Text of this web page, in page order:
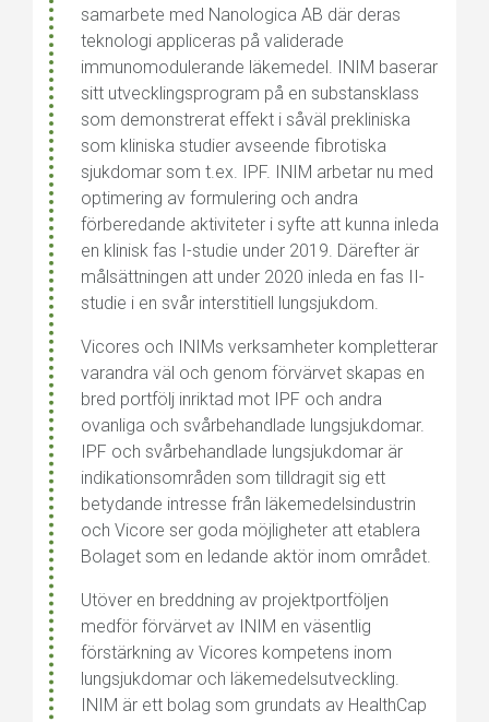
samarbete med Nanologica AB där deras
teknologi appliceras på validerade
immunomodulerande läkemedel. INIM baserar
sitt utvecklingsprogram på en substansklass
som demonstrerat effekt i såväl prekliniska
som kliniska studier avseende fibrotiska
sjukdomar som t.ex. IPF. INIM arbetar nu med
optimering av formulering och andra
förberedande aktiviteter i syfte att kunna inleda
en klinisk fas I-studie under 2019. Därefter är
målsättningen att under 2020 inleda en fas II-
studie i en svår interstitiell lungsjukdom.
Vicores och INIMs verksamheter kompletterar
varandra väl och genom förvärvet skapas en
bred portfölj inriktad mot IPF och andra
ovanliga och svårbehandlade lungsjukdomar.
IPF och svårbehandlade lungsjukdomar är
indikationsområden som tilldragit sig ett
betydande intresse från läkemedelsindustrin
och Vicore ser goda möjligheter att etablera
Bolaget som en ledande aktör inom området.
Utöver en breddning av projektportföljen
medför förvärvet av INIM en väsentlig
förstärkning av Vicores kompetens inom
lungsjukdomar och läkemedelsutveckling.
INIM är ett bolag som grundats av HealthCap